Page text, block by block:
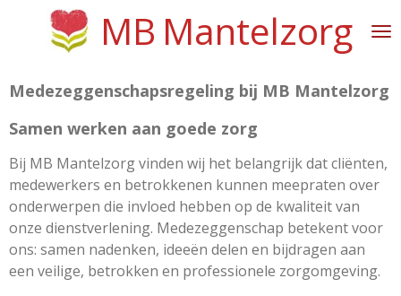
de
hoofdinhoud
MB Mantelzorg
Medezeggenschapsregeling bij MB Mantelzorg
Samen werken aan goede zorg
Bij MB Mantelzorg vinden wij het belangrijk dat cliënten,
medewerkers en betrokkenen kunnen meepraten over
onderwerpen die invloed hebben op de kwaliteit van
onze dienstverlening. Medezeggenschap betekent voor
ons: samen nadenken, ideeën delen en bijdragen aan
een veilige, betrokken en professionele zorgomgeving.